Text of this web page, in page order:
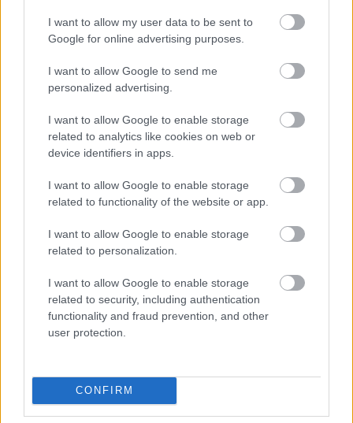
I want to allow my user data to be sent to
Google for online advertising purposes.
I want to allow Google to send me
personalized advertising.
I want to allow Google to enable storage
related to analytics like cookies on web or
device identifiers in apps.
I want to allow Google to enable storage
related to functionality of the website or app.
I want to allow Google to enable storage
related to personalization.
I want to allow Google to enable storage
related to security, including authentication
functionality and fraud prevention, and other
user protection.
CONFIRM
A MiG-29 fegyverzete
Hajdani büszkeségünk, a MiG-29-es elsősorban
kiváló repülési jellemzőivel nyűgözte le a ...